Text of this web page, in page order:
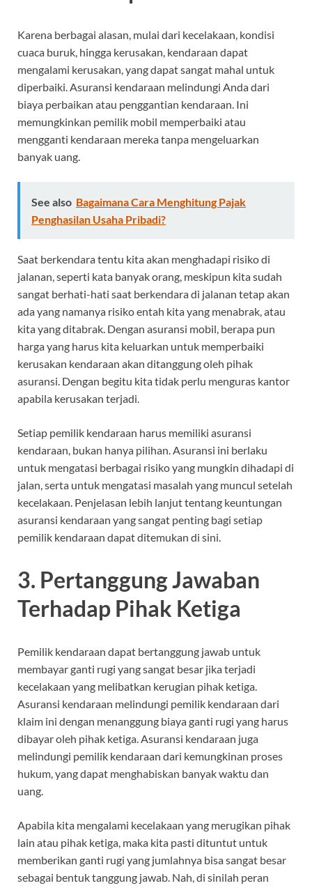
Karena berbagai alasan, mulai dari kecelakaan, kondisi
cuaca buruk, hingga kerusakan, kendaraan dapat
mengalami kerusakan, yang dapat sangat mahal untuk
diperbaiki. Asuransi kendaraan melindungi Anda dari
biaya perbaikan atau penggantian kendaraan. Ini
memungkinkan pemilik mobil memperbaiki atau
mengganti kendaraan mereka tanpa mengeluarkan
banyak uang.
See also Bagaimana Cara Menghitung Pajak
Penghasilan Usaha Pribadi?
Saat berkendara tentu kita akan menghadapi risiko di
jalanan, seperti kata banyak orang, meskipun kita sudah
sangat berhati-hati saat berkendara di jalanan tetap akan
ada yang namanya risiko entah kita yang menabrak, atau
kita yang ditabrak. Dengan asuransi mobil, berapa pun
harga yang harus kita keluarkan untuk memperbaiki
kerusakan kendaraan akan ditanggung oleh pihak
asuransi. Dengan begitu kita tidak perlu menguras kantor
apabila kerusakan terjadi.
Setiap pemilik kendaraan harus memiliki asuransi
kendaraan, bukan hanya pilihan. Asuransi ini berlaku
untuk mengatasi berbagai risiko yang mungkin dihadapi di
jalan, serta untuk mengatasi masalah yang muncul setelah
kecelakaan. Penjelasan lebih lanjut tentang keuntungan
asuransi kendaraan yang sangat penting bagi setiap
pemilik kendaraan dapat ditemukan di sini.
3. Pertanggung Jawaban
Terhadap Pihak Ketiga
Pemilik kendaraan dapat bertanggung jawab untuk
membayar ganti rugi yang sangat besar jika terjadi
kecelakaan yang melibatkan kerugian pihak ketiga.
Asuransi kendaraan melindungi pemilik kendaraan dari
klaim ini dengan menanggung biaya ganti rugi yang harus
dibayar oleh pihak ketiga. Asuransi kendaraan juga
melindungi pemilik kendaraan dari kemungkinan proses
hukum, yang dapat menghabiskan banyak waktu dan
uang.
Apabila kita mengalami kecelakaan yang merugikan pihak
lain atau pihak ketiga, maka kita pasti dituntut untuk
memberikan ganti rugi yang jumlahnya bisa sangat besar
sebagai bentuk tanggung jawab. Nah, di sinilah peran